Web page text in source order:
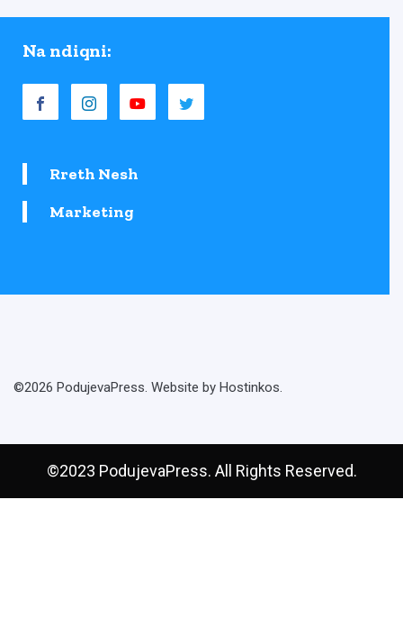
Na ndiqni:
Rreth Nesh
Marketing
©2026 PodujevaPress. Website by Hostinkos.
©2023 PodujevaPress. All Rights Reserved.